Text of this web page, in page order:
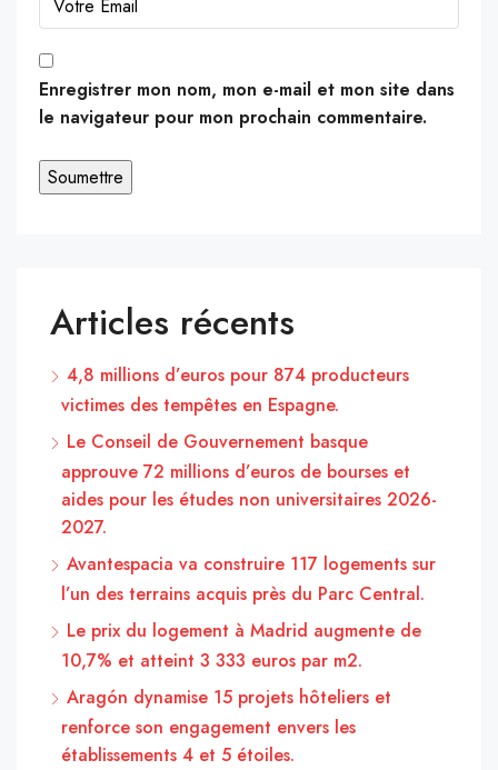
Enregistrer mon nom, mon e-mail et mon site dans
le navigateur pour mon prochain commentaire.
Articles récents
4,8 millions d’euros pour 874 producteurs
victimes des tempêtes en Espagne.
Le Conseil de Gouvernement basque
approuve 72 millions d’euros de bourses et
aides pour les études non universitaires 2026-
2027.
Avantespacia va construire 117 logements sur
l’un des terrains acquis près du Parc Central.
Le prix du logement à Madrid augmente de
10,7% et atteint 3 333 euros par m2.
Aragón dynamise 15 projets hôteliers et
renforce son engagement envers les
établissements 4 et 5 étoiles.